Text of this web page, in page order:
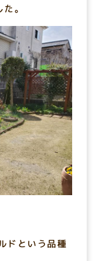
。
ドという品種